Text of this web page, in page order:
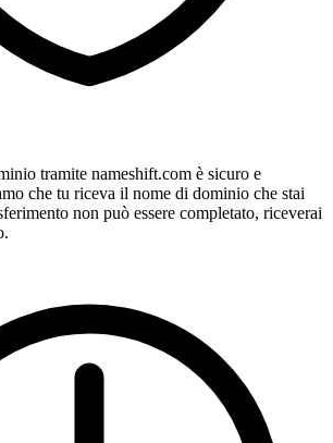
tramite nameshift.com è sicuro e
che tu riceva il nome di dominio che stai
non può essere completato, riceverai